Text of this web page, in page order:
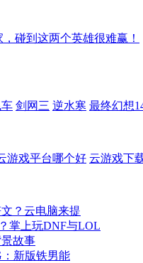
碰到这两个英雄很难赢！
剑网三 逆水寒 最终幻想
游戏平台哪个好 云游戏下
？云电脑来提
掌上玩DNF与LOL
故事
：新版铁男能